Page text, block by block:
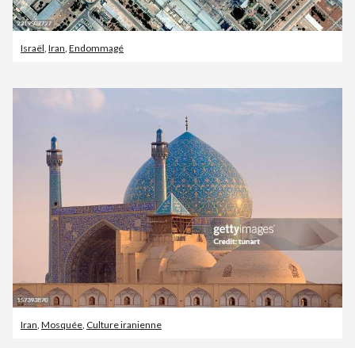
Israël, Iran, Endommagé
Iran, Mosquée, Culture iranienne